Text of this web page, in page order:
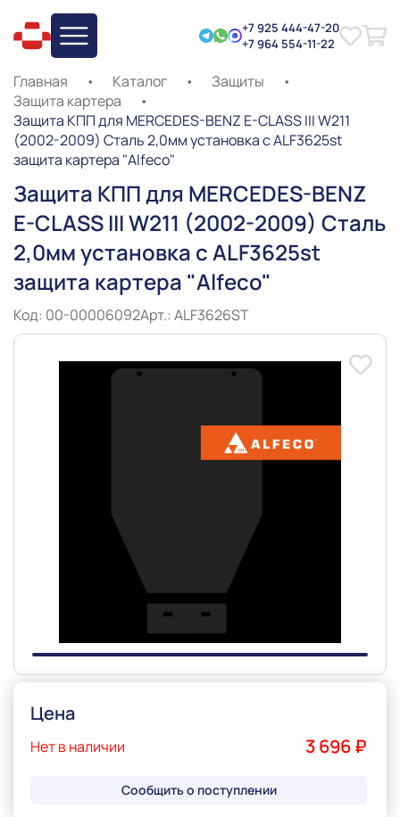
+7 925 444-47-20
+7 964 554-11-22
Главная • Каталог • Защиты
•
Защита картера
•
Защита КПП для MERCEDES-BENZ E-CLASS III W211
(2002-2009) Сталь 2,0мм установка с ALF3625st
защита картера "Alfeco"
Защита КПП для MERCEDES-BENZ
E-CLASS III W211 (2002-2009) Сталь
2,0мм установка с ALF3625st
защита картера "Alfeco"
Код: 00-00006092Арт.: ALF3626ST
Цена
Нет в наличии 3 696 ₽
Сообщить о поступлении